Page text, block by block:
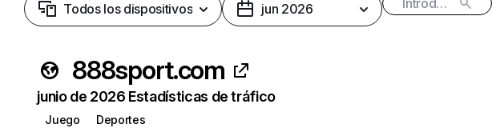
Todos los dispositivos jun 2026
888sport.com
junio de 2026 Estadísticas de tráfico
Juego
Deportes